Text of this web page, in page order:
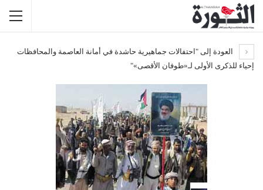
العودة إلى "احتفالات جماهيرية حاشدة في أمانة العاصمة والمحافظات
إحياء للذكرى الأولى لـ«طوفان الأقصى»"